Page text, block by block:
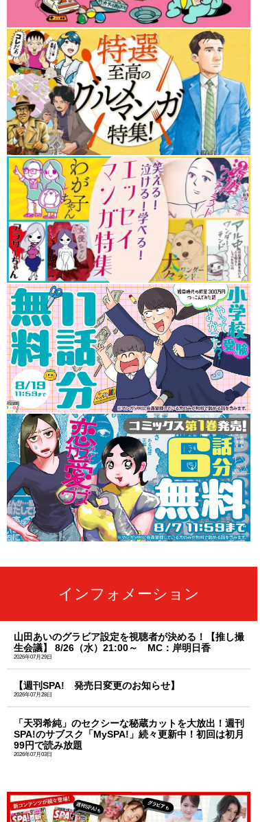
インフォメーション
山田あいのグラビア設定を視聴者が決める！【推し撮
生会議】 8/26（水）21:00～ MC：岸明日香
2026年07月29日
【週刊SPA! 発売日変更のお知らせ】
2026年07月28日
「天羽希純」のセクシーな秘蔵カットを大放出！週刊
SPA!のサブスク「MySPA!」続々更新中！初回は初月
99円で読み放題
2026年07月03日